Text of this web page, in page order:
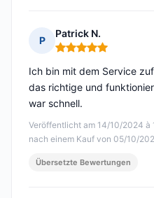
P
Patrick N.
Hinweis: 5 von 5
Veröffentlicht am 14/10/2024 à
nach einem Kauf von 05/10/
Ich bin mit dem Service
das richtige und
war schnell.
Übersetzte Bewertungen